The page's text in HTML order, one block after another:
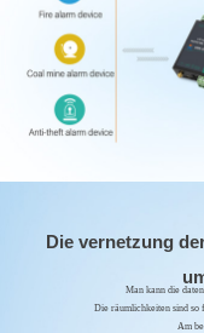
Die vernetzung
Man kann die
Die räumlichkeiten sind so
Am